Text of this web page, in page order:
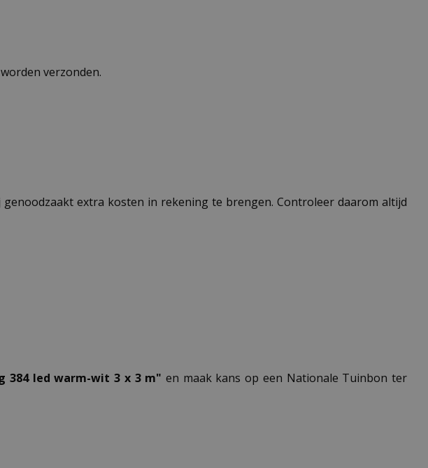
verzonden.
extra kosten in rekening te brengen. Controleer daarom altijd
384 led warm-wit 3 x 3 m" en maak kans op een Nationale Tuinbon ter